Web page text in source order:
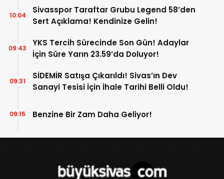
Sivasspor Taraftar Grubu Legend 58’den
Sert Açıklama! Kendinize Gelin!
10:04
YKS Tercih Sürecinde Son Gün! Adaylar
İçin Süre Yarın 23.59’da Doluyor!
09:43
SİDEMİR Satışa Çıkarıldı! Sivas’ın Dev
Sanayi Tesisi İçin İhale Tarihi Belli Oldu!
09:31
Benzine Bir Zam Daha Geliyor!
09:15